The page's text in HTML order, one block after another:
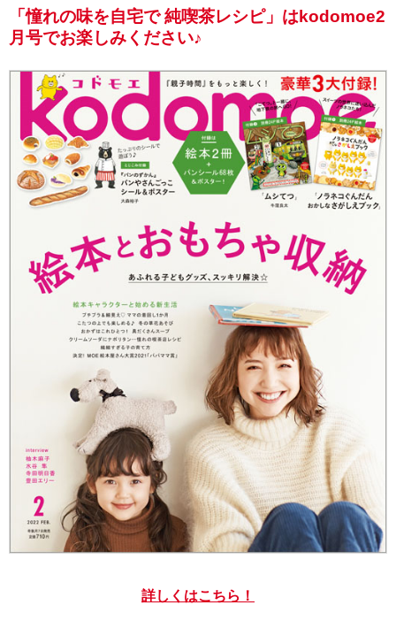
「憧れの味を自宅で 純喫茶レシピ」はkodomoe2
月号でお楽しみください♪
詳しくはこちら！